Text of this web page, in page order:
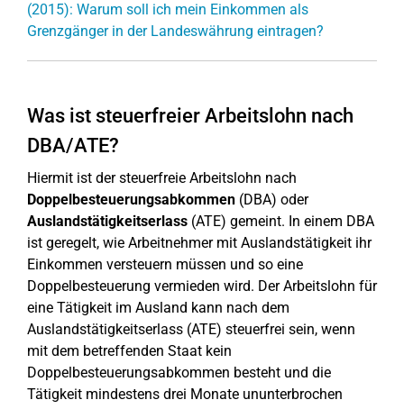
(2015): Warum soll ich mein Einkommen als
Grenzgänger in der Landeswährung eintragen?
Was ist steuerfreier Arbeitslohn nach
DBA/ATE?
Hiermit ist der steuerfreie Arbeitslohn nach
Doppelbesteuerungsabkommen (DBA) oder
Auslandstätigkeitserlass (ATE) gemeint. In einem DBA
ist geregelt, wie Arbeitnehmer mit Auslandstätigkeit ihr
Einkommen versteuern müssen und so eine
Doppelbesteuerung vermieden wird. Der Arbeitslohn für
eine Tätigkeit im Ausland kann nach dem
Auslandstätigkeitserlass (ATE) steuerfrei sein, wenn
mit dem betreffenden Staat kein
Doppelbesteuerungsabkommen besteht und die
Tätigkeit mindestens drei Monate ununterbrochen